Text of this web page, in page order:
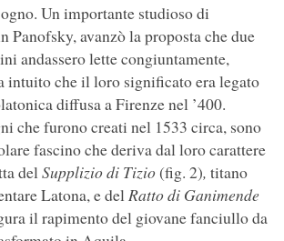
Un importante studioso di
Panofsky, avanzò la proposta che due
andassero lette congiuntamente,
intuito che il loro significato era legato
diffusa a Firenze nel ’400.
che furono creati nel 1533 circa, sono
fascino che deriva dal loro carattere
delSupplizio di Tizio(fig. 2), titano
Latona, e delRatto di Ganimende
il rapimento del giovane fanciullo da